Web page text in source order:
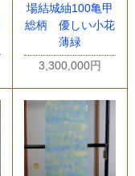
場結城紬100亀甲
総柄 優しい小花
薄緑
3,300,000円